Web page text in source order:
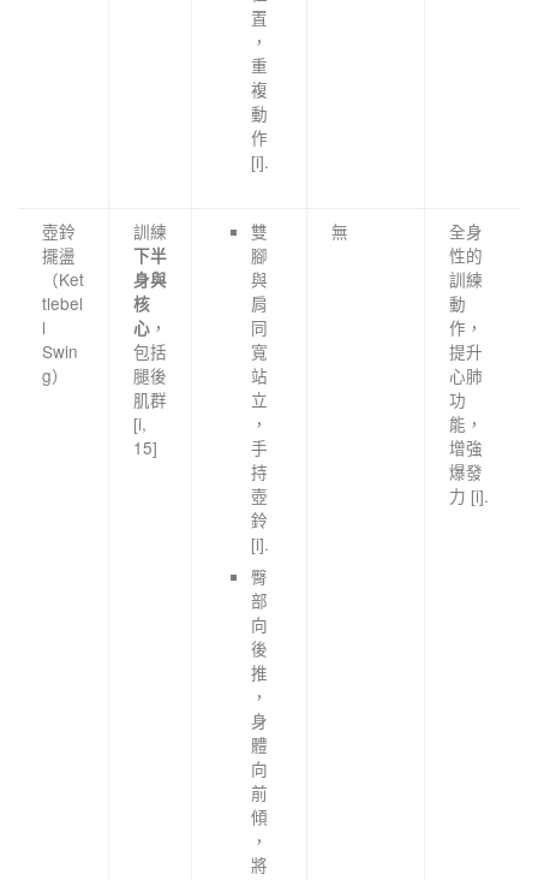
置
，
重
複
動
作
[i].
壺鈴
擺盪
（Ket
tlebel
l
Swin
g）
訓練
下半
身與
核
心 ，
包括
腿後
肌群
[i,
15]
雙
腳
與
肩
同
寬
站
立
，
手
持
壺
鈴
[i].
臀
部
向
後
推
，
身
體
向
前
傾
，
將
無
全身
性的
訓練
動
作，
提升
心肺
功
能，
增強
爆發
力 [i].